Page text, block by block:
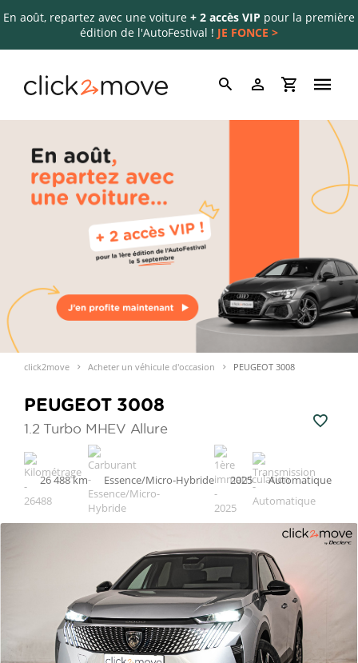
En août, repartez avec une voiture + 2 accès VIP pour la première
édition de l'AutoFestival ! JE FONCE >
click2move Acheter un véhicule d'occasion PEUGEOT 3008
PEUGEOT 3008
1.2 Turbo MHEV Allure
26 488 km Essence/Micro-Hybride 2025 Automatique